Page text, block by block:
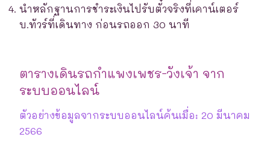
นำหลักฐานการชำระเงินไปรับตั๋วจริงที่เคาน์เตอร์
บ.ทัวร์ที่เดินทาง ก่อนรถออก 30 นาที
ตารางเดินรถกำแพงเพชร-วังเจ้า จาก
ระบบออนไลน์
ตัวอย่างข้อมูลจากระบบออนไลน์ค้นเมื่อ: 20 มีนาคม
2566